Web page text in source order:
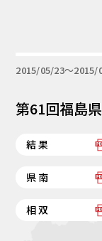
2015/05/23〜2015/
第61回福島
結果
県南
相双